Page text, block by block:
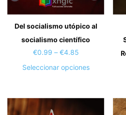
Del socialismo utópico al
socialismo científico
€0.99 – €4.85Price
€4.85
Seleccionar opcionesEste
múltiples
variantes.